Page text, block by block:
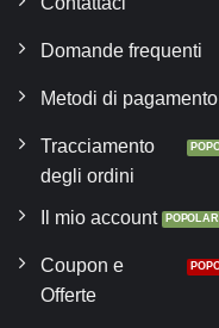
Domande frequenti
Metodi di pagamento
Tracciamento
degli ordini
Il mio account
Coupon e
Offerte